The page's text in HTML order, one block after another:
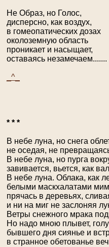
Не Образ, но Голос,
дисперсно, как воздух,
в гомеопатических дозах
околоземную область
проникает и насыщает,
оставаясь незамечаем.......
_^_
* * *
В небе луна, но снега
не оседая, не
В небе луна, но пурга
завивается, вьется, как
В небе луна. Облака, как
белыми маскхалатами
прячась в деревьях,
и ни на миг не заслоняя
Ветры снежного мрака
Но надо мною плывет,
бывшего дня сиянье и
в странное обетованье